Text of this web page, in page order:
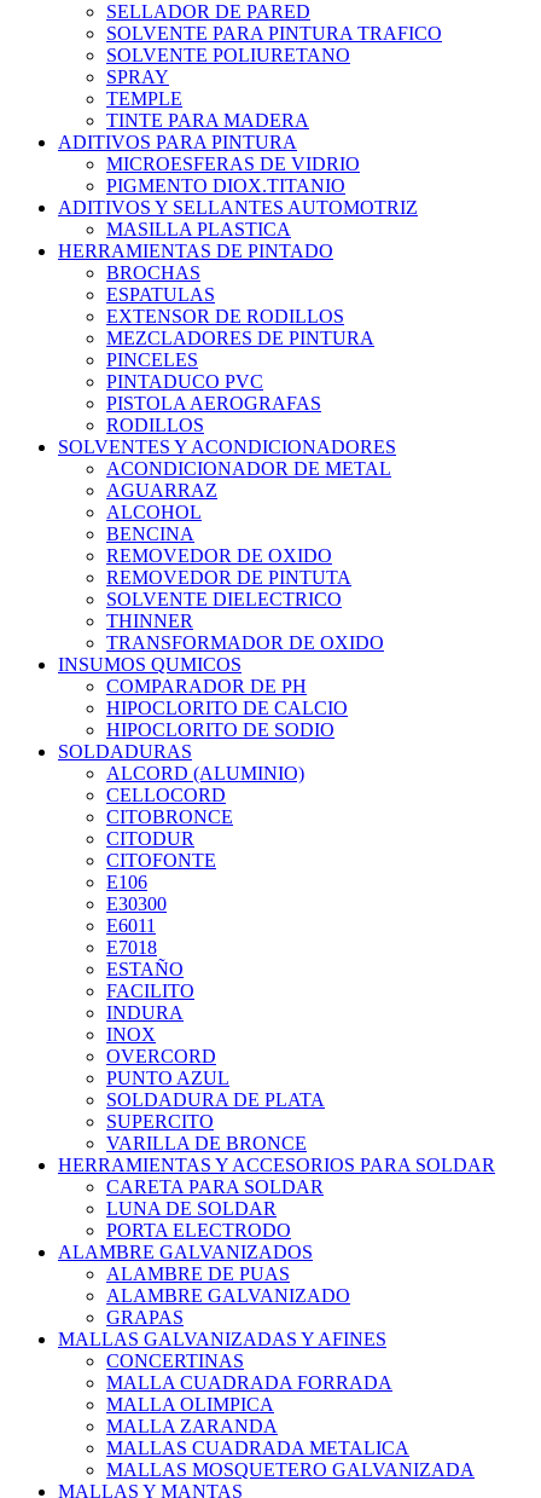
SELLADOR DE PARED
SOLVENTE PARA PINTURA TRAFICO
SOLVENTE POLIURETANO
SPRAY
TEMPLE
TINTE PARA MADERA
ADITIVOS PARA PINTURA
MICROESFERAS DE VIDRIO
PIGMENTO DIOX.TITANIO
ADITIVOS Y SELLANTES AUTOMOTRIZ
MASILLA PLASTICA
HERRAMIENTAS DE PINTADO
BROCHAS
ESPATULAS
EXTENSOR DE RODILLOS
MEZCLADORES DE PINTURA
PINCELES
PINTADUCO PVC
PISTOLA AEROGRAFAS
RODILLOS
SOLVENTES Y ACONDICIONADORES
ACONDICIONADOR DE METAL
AGUARRAZ
ALCOHOL
BENCINA
REMOVEDOR DE OXIDO
REMOVEDOR DE PINTUTA
SOLVENTE DIELECTRICO
THINNER
TRANSFORMADOR DE OXIDO
INSUMOS QUMICOS
COMPARADOR DE PH
HIPOCLORITO DE CALCIO
HIPOCLORITO DE SODIO
SOLDADURAS
ALCORD (ALUMINIO)
CELLOCORD
CITOBRONCE
CITODUR
CITOFONTE
E106
E30300
E6011
E7018
ESTAÑO
FACILITO
INDURA
INOX
OVERCORD
PUNTO AZUL
SOLDADURA DE PLATA
SUPERCITO
VARILLA DE BRONCE
HERRAMIENTAS Y ACCESORIOS PARA SOLDAR
CARETA PARA SOLDAR
LUNA DE SOLDAR
PORTA ELECTRODO
ALAMBRE GALVANIZADOS
ALAMBRE DE PUAS
ALAMBRE GALVANIZADO
GRAPAS
MALLAS GALVANIZADAS Y AFINES
CONCERTINAS
MALLA CUADRADA FORRADA
MALLA OLIMPICA
MALLA ZARANDA
MALLAS CUADRADA METALICA
MALLAS MOSQUETERO GALVANIZADA
MALLAS Y MANTAS